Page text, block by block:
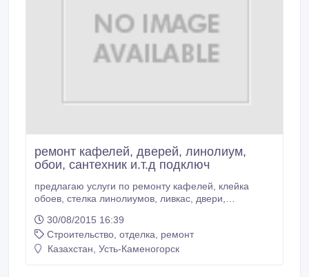
ремонт кафелей, дверей, линолиум,
обои, сантехник и.т.д подключ
предлагаю услуги по ремонту кафелей, клейка
обоев, стелка линолиумов, ливкас, двери,
30/08/2015 16:39
Строительство, отделка, ремонт
Казахстан, Усть-Каменогорск